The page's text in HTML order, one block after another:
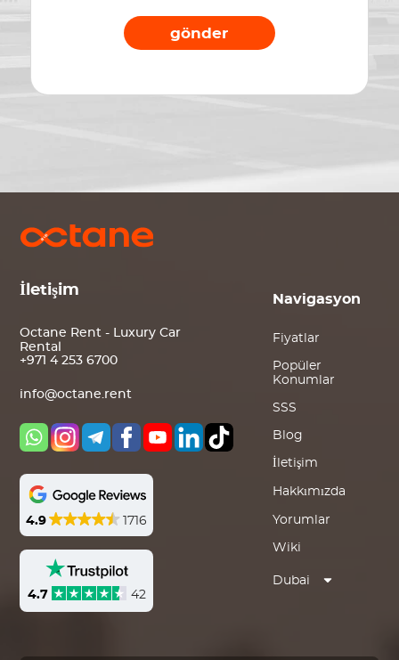
gönder
İletişim
Octane Rent - Luxury Car
Rental
+971 4 253 6700
info@octane.rent
4.9 1716
4.7 42
Navigasyon
Fiyatlar
Popüler
Konumlar
SSS
Blog
İletişim
Hakkımızda
Yorumlar
Wiki
Dubai